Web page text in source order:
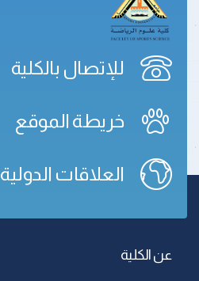
للإتصال بالكلية
خريطة الموقع
العلاقات الدولية
عن الكلية